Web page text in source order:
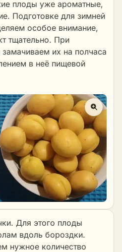
плоды уже ароматные,
Подготовке для зимней
особое внимание,
тщательно. При
их на полчаса
в неё пищевой
Для этого плоды
вдоль бороздки.
нужное количество